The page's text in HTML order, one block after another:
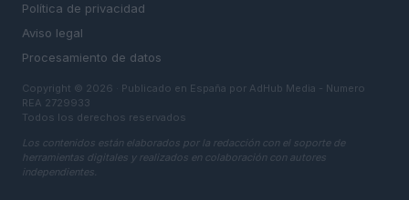
Política de privacidad
Aviso legal
Procesamiento de datos
Copyright © 2026 · Publicado en España por AdHub Media - Numero
REA 2729933
Todos los derechos reservados
Los contenidos están elaborados por la redacción con el soporte de
herramientas digitales y realizados en colaboración con autores
independientes.